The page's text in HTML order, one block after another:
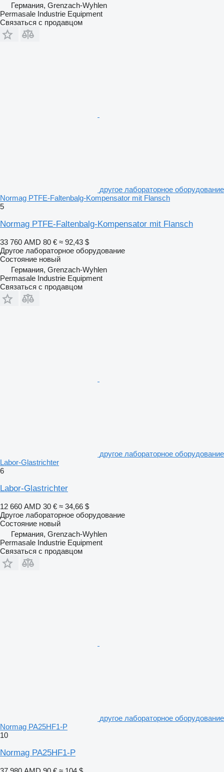
Германия, Grenzach-Wyhlen
Permasale Industrie Equipment
Связаться с продавцом
другое лабораторное оборудование
Normag PTFE-Faltenbalg-Kompensator mit Flansch
5
Normag PTFE-Faltenbalg-Kompensator mit Flansch
33 760 AMD 80 € ≈ 92,43 $
Другое лабораторное оборудование
Состояние новый
Германия, Grenzach-Wyhlen
Permasale Industrie Equipment
Связаться с продавцом
другое лабораторное оборудование
Labor-Glastrichter
6
Labor-Glastrichter
12 660 AMD 30 € ≈ 34,66 $
Другое лабораторное оборудование
Состояние новый
Германия, Grenzach-Wyhlen
Permasale Industrie Equipment
Связаться с продавцом
другое лабораторное оборудование
Normag PA25HF1-P
10
Normag PA25HF1-P